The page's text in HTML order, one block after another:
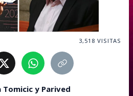
3,518 VISITAS
Tomicic y Parived